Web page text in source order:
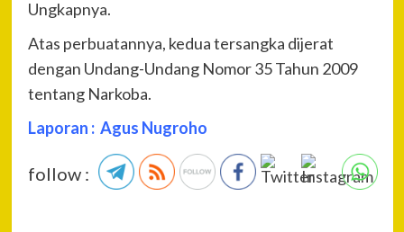
Ungkapnya.
Atas perbuatannya, kedua tersangka dijerat
dengan Undang-Undang Nomor 35 Tahun 2009
tentang Narkoba.
Laporan : Agus Nugroho
follow :